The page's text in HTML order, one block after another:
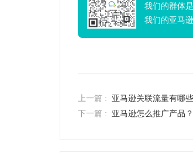
我们的群体
我们的亚马
上一篇 :
亚马逊关联流量有哪
下一篇 :
亚马逊怎么推广产品